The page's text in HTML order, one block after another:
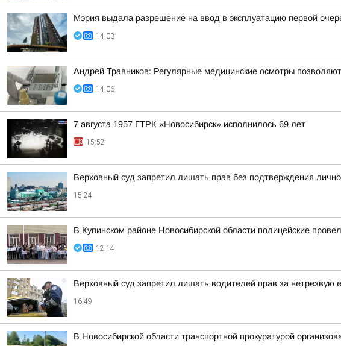
Мэрия выдала разрешение на ввод в эксплуатацию первой
14:03
Андрей Травников: Регулярные медицинские осмотры
14:06
7 августа 1957 ГТРК «Новосибирск» исполнилось 69 лет
15:52
Верховный суд запретил лишать прав без подтверждения
15:24
В Купинском районе Новосибирской области полицейские
12:14
Верховный суд запретил лишать водителей прав за нетрезвую
16:49
В Новосибирской области транспортной прокуратурой